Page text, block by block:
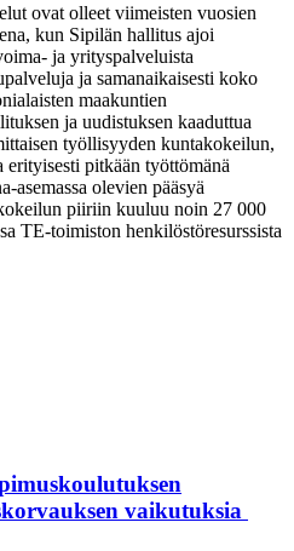
ovat olleet viimeisten vuosien
kun Sipilän hallitus ajoi
ja yrityspalveluista
ja samanaikaisesti koko
maakuntien
ja uudistuksen kaaduttua
työllisyyden kuntakokeilun,
erityisesti pitkään työttömänä
asemassa olevien pääsyä
piiriin kuuluu noin 27 000
TE-toimiston henkilöstöresurssista
vaikutuksia